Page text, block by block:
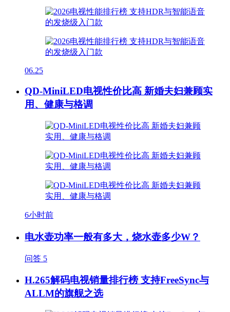
06.25
QD-MiniLED电视性价比高 新婚夫妇兼顾实
用、健康与格调
6小时前
电水壶功率一般有多大，烧水壶多少W？
问答 5
H.265解码电视销量排行榜 支持FreeSync与
ALLM的旗舰之选